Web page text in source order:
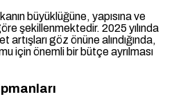
büyüklüğüne, yapısına ve
şekillenmektedir. 2025 yılında
göz önüne alındığında,
için önemli bir bütçe ayrılması